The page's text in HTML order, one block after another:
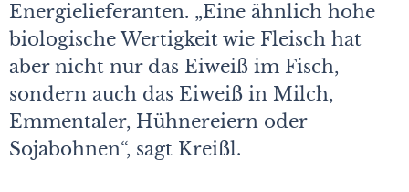
Energielieferanten. „Eine ähnlich hohe
biologische Wertigkeit wie Fleisch hat
aber nicht nur das Eiweiß im Fisch,
sondern auch das Eiweiß in Milch,
Emmentaler, Hühnereiern oder
Sojabohnen“, sagt Kreißl.